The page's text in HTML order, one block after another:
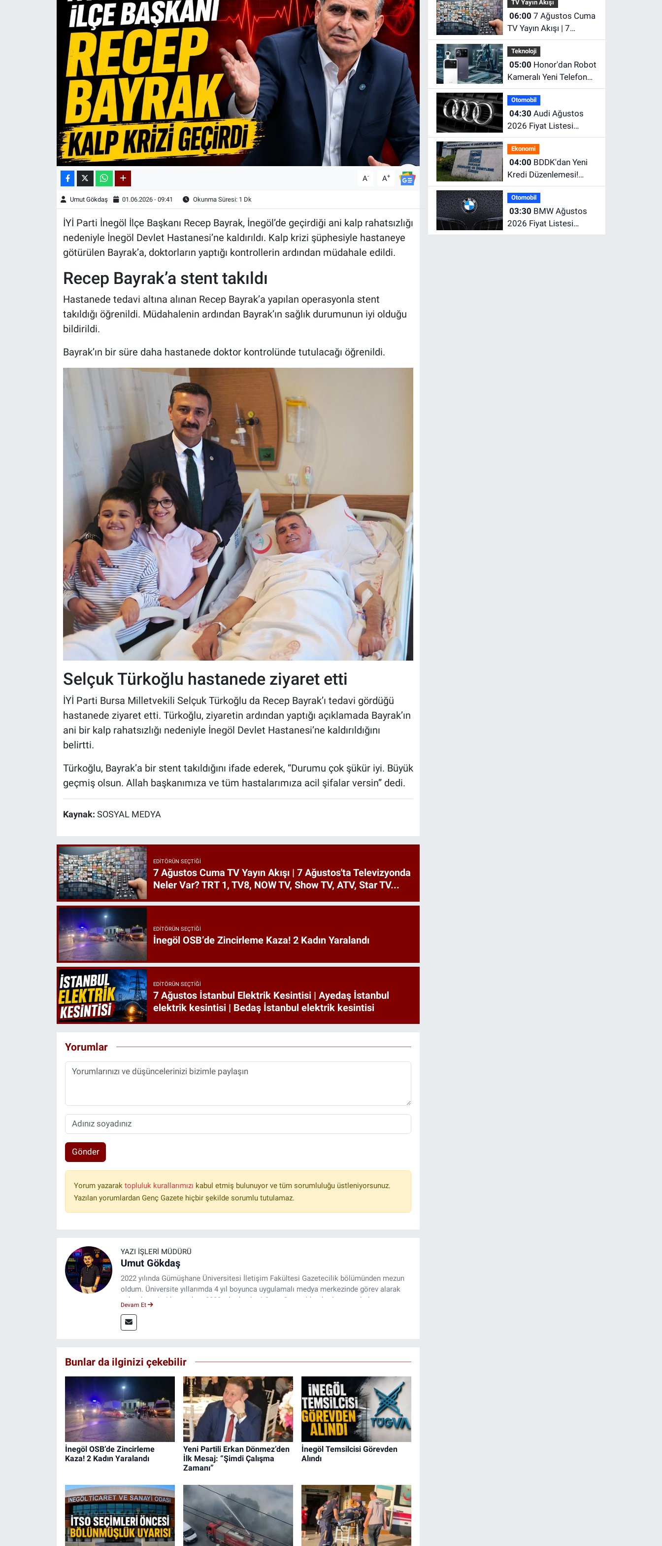
A- A+
Umut Gökdaş 01.06.2026 - 09:41 Okunma Süresi: 1 Dk
İYİ Parti İnegöl İlçe Başkanı Recep Bayrak, İnegöl’de geçirdiği ani kalp rahatsızlığı
nedeniyle İnegöl Devlet Hastanesi’ne kaldırıldı. Kalp krizi şüphesiyle hastaneye
götürülen Bayrak’a, doktorların yaptığı kontrollerin ardından müdahale edildi.
Recep Bayrak’a stent takıldı
Hastanede tedavi altına alınan Recep Bayrak’a yapılan operasyonla stent
takıldığı öğrenildi. Müdahalenin ardından Bayrak’ın sağlık durumunun iyi olduğu
bildirildi.
Bayrak’ın bir süre daha hastanede doktor kontrolünde tutulacağı öğrenildi.
Selçuk Türkoğlu hastanede ziyaret etti
İYİ Parti Bursa Milletvekili Selçuk Türkoğlu da Recep Bayrak’ı tedavi gördüğü
hastanede ziyaret etti. Türkoğlu, ziyaretin ardından yaptığı açıklamada Bayrak’ın
ani bir kalp rahatsızlığı nedeniyle İnegöl Devlet Hastanesi’ne kaldırıldığını
belirtti.
Türkoğlu, Bayrak’a bir stent takıldığını ifade ederek, “Durumu çok şükür iyi. Büyük
geçmiş olsun. Allah başkanımıza ve tüm hastalarımıza acil şifalar versin” dedi.
Kaynak: SOSYAL MEDYA
EDITÖRÜN SEÇTIĞI
7 Ağustos Cuma TV Yayın Akışı | 7 Ağustos'ta Televizyonda
Neler Var? TRT 1, TV8, NOW TV, Show TV, ATV, Star TV...
EDITÖRÜN SEÇTIĞI
İnegöl OSB’de Zincirleme Kaza! 2 Kadın Yaralandı
EDITÖRÜN SEÇTIĞI
7 Ağustos İstanbul Elektrik Kesintisi | Ayedaş İstanbul
elektrik kesintisi | Bedaş İstanbul elektrik kesintisi
Yorumlar
Gönder
Yorum yazarak topluluk kurallarımızı kabul etmiş bulunuyor ve tüm sorumluluğu üstleniyorsunuz.
Yazılan yorumlardan Genç Gazete hiçbir şekilde sorumlu tutulamaz.
YAZI İŞLERI MÜDÜRÜ
Umut Gökdaş
2022 yılında Gümüşhane Üniversitesi İletişim Fakültesi Gazetecilik bölümünden mezun
oldum. Üniversite yıllarımda 4 yıl boyunca uygulamalı medya merkezinde görev alarak
saha deneyimi kazandım. 2023 yılından beri Genç Gazete'de okurlarımıza haber
Devam Et
Bunlar da ilginizi çekebilir
İnegöl OSB’de Zincirleme
Kaza! 2 Kadın Yaralandı
Yeni Partili Erkan Dönmez’den
İlk Mesaj: “Şimdi Çalışma
Zamanı”
İnegöl Temsilcisi Görevden
Alındı
TV Yayın Akışı
06:00
TV Yayın Akışı | 7
Ağustos'ta
Televizyonda Neler Var?
TRT 1, TV8, NOW TV,
Show TV, ATV, Star TV...
Teknoloji
05:00
Kameralı Yeni Telefon
Geliyor! 200 MP
Kamera ve Dev Batarya
Dikkat Çekiyor
Otomobil
04:30
2026 Fiyat Listesi
Açıklandı! İşte A3, A5,
A6, Q Serisi ve e-tron
Modellerinin Güncel
Fiyatları
Ekonomi
04:00
Kredi Düzenlemesi!
Limitler Düşürüldü,
Uyum İçin Tarih Verildi
Otomobil
03:30
2026 Fiyat Listesi
Açıklandı! İşte Güncel
Kadın & Aile
Kültür & Sanat
Yazarlar
Astroloji-Rüya